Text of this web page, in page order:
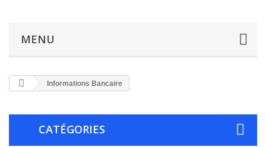
MENU
Informations Bancaire
CATÉGORIES